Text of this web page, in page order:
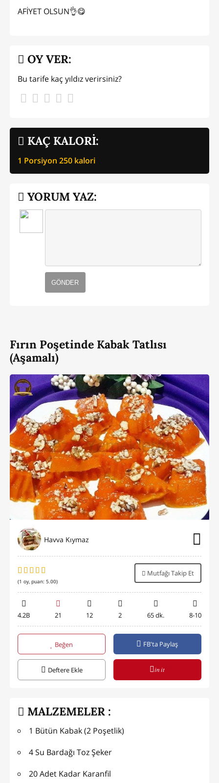
AFİYET OLSUN👌😋
KAÇ KALORİ:
1 Porsiyon 250 kalori
OY VER:
Bu tarife kaç yıldız verirsiniz?
YORUM YAZ:
GÖNDER
Fırın Poşetinde Kabak Tatlısı
(Aşamalı)
Havva Kıymaz
(1 oy, puan: 5.00)
Mutfağı Takip Et
4.2B 21 12 2 65 dk. 8-10
Beğen FB'ta Paylaş
Deftere Ekle in it
MALZEMELER :
1 Bütün Kabak (2 Poşetlik)
4 Su Bardağı Toz Şeker
20 Adet Kadar Karanfil